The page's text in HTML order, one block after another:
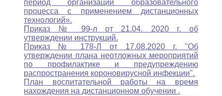
период организации образовательного
процесса с применением дистанционных
технологий».
Приказ № 99-л от 21.04. 2020 г. об
утверждении инструкций.
Приказ № 178-Л от 17.08.2020 г. "Об
утверждении плана неотложных мероприятий
по профилактике и предупреждению
распространения короновирусной инфекции".
План воспитательной работы на время
нахождения на дистанционном обучении .